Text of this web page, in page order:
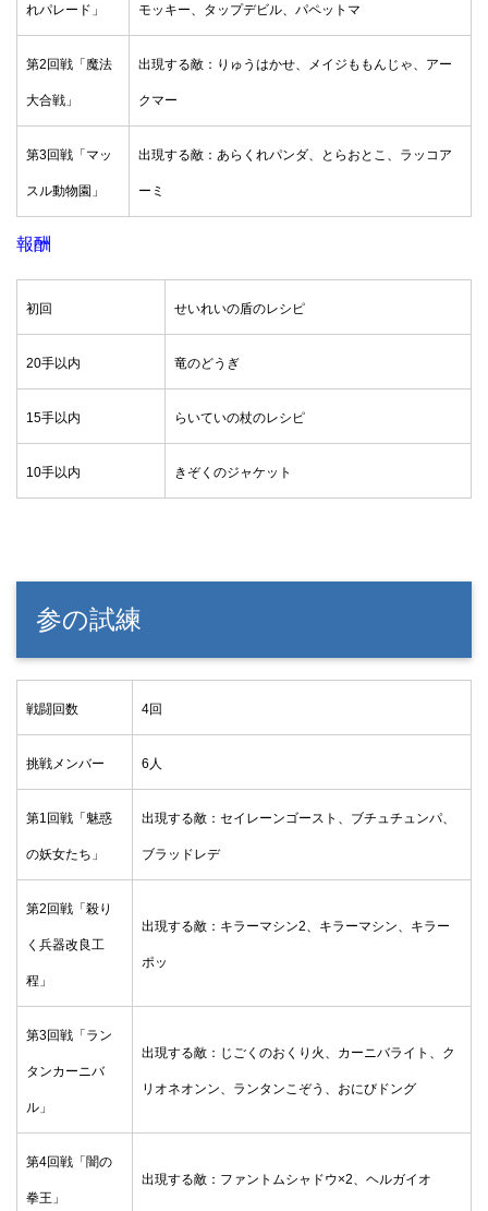
れパレード」 モッキー、タップデビル、パペットマ
第2回戦「魔法
大合戦」
出現する敵：りゅうはかせ、メイジももんじゃ、アー
クマー
第3回戦「マッ
スル動物園」
出現する敵：あらくれパンダ、とらおとこ、ラッコア
ーミ
報酬
初回 せいれいの盾のレシピ
20手以内 竜のどうぎ
15手以内 らいていの杖のレシピ
10手以内 きぞくのジャケット
参の試練
戦闘回数 4回
挑戦メンバー 6人
第1回戦「魅惑
の妖女たち」
出現する敵：セイレーンゴースト、ブチュチュンパ、
ブラッドレデ
第2回戦「殺り
く兵器改良工
程」
出現する敵：キラーマシン2、キラーマシン、キラー
ポッ
第3回戦「ラン
タンカーニバ
ル」
出現する敵：じごくのおくり火、カーニバライト、ク
リオネオンン、ランタンこぞう、おにびドング
第4回戦「闇の
拳王」
出現する敵：ファントムシャドウ×2、ヘルガイオ